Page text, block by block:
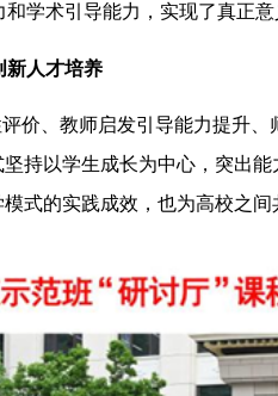
学术引导能力，实现了真正意
新人才培养
价、教师启发引导能力提升
坚持以学生成长为中心，突出
式的实践成效，也为高校之